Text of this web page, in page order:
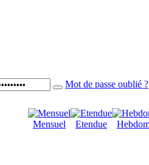
Mot de passe oublié ?
Mensuel Etendue